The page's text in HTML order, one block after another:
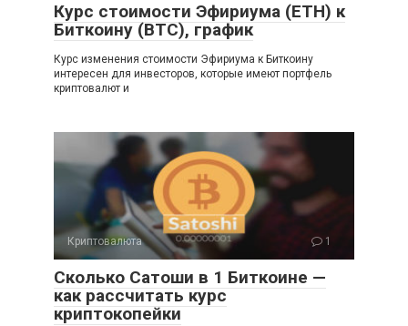
Курс стоимости Эфириума (ETH) к
Биткоину (BTC), график
Курс изменения стоимости Эфириума к Биткоину
интересен для инвесторов, которые имеют портфель
криптовалют и
Криптовалюта 1
Сколько Сатоши в 1 Биткоине —
как рассчитать курс
криптокопейки